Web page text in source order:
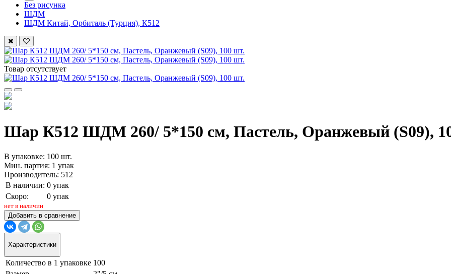
Без рисунка
ШДМ
ШДМ Китай, Орбиталь (Турция), К512
Товар отсутствует
Шар К512 ШДМ 260/ 5*150 см, Пастель, Оранжевый (S09),
В упаковке: 100 шт.
Мин. партия: 1 упак
Производитель: 512
В наличии: 0 упак
Скоро:
0 упак
нет в наличии
Добавить в сравнение
Характеристики
Количество в 1 упаковке 100